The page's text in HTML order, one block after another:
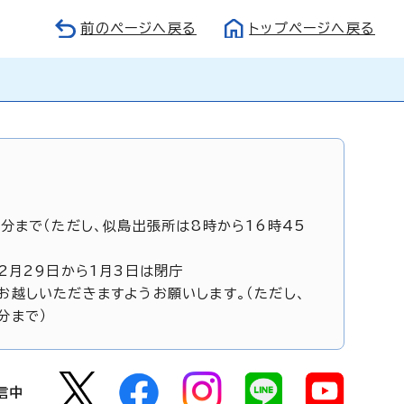
前のページへ戻る トップページへ戻る
で（ただし、似島出張所は8時から16時45
月29日から1月3日は閉庁
しいただきますようお願いします。（ただし、
で）
中